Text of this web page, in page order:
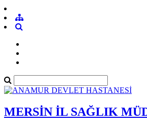
MERSİN İL SAĞLIK